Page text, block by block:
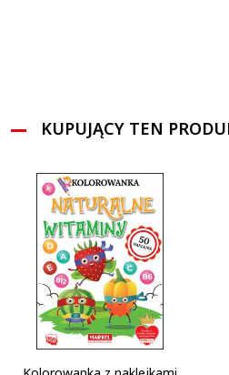
KUPUJĄCY TEN